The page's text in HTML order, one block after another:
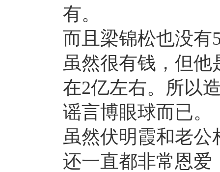
有。
而且梁锦松也没有
虽然很有钱，但
在2亿左右。所以
谣言博眼球而已。
虽然伏明霞和老公
还一直都非常恩爱